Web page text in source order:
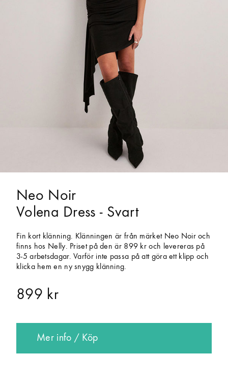
Neo Noir
Volena Dress - Svart
Fin kort klänning. Klänningen är från märket Neo Noir och
finns hos Nelly. Priset på den är 899 kr och levereras på
3-5 arbetsdagar. Varför inte passa på att göra ett klipp och
klicka hem en ny snygg klänning.
899 kr
Mer info / Köp